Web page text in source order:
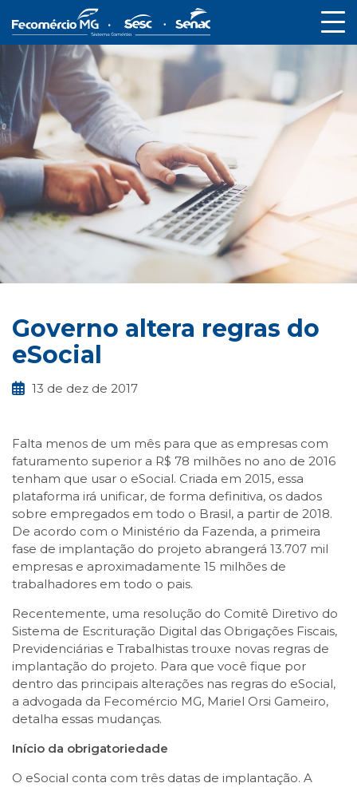
Governo altera regras do
eSocial
13 de dez de 2017
Falta menos de um mês para que as empresas com
faturamento superior a R$ 78 milhões no ano de 2016
tenham que usar o eSocial. Criada em 2015, essa
plataforma irá unificar, de forma definitiva, os dados
sobre empregados em todo o Brasil, a partir de 2018.
De acordo com o Ministério da Fazenda, a primeira
fase de implantação do projeto abrangerá 13.707 mil
empresas e aproximadamente 15 milhões de
trabalhadores em todo o pais.
Recentemente, uma resolução do Comitê Diretivo do
Sistema de Escrituração Digital das Obrigações Fiscais,
Previdenciárias e Trabalhistas trouxe novas regras de
implantação do projeto. Para que você fique por
dentro das principais alterações nas regras do eSocial,
a advogada da Fecomércio MG, Mariel Orsi Gameiro,
detalha essas mudanças.
Início da obrigatoriedade
O eSocial conta com três datas de implantação. A